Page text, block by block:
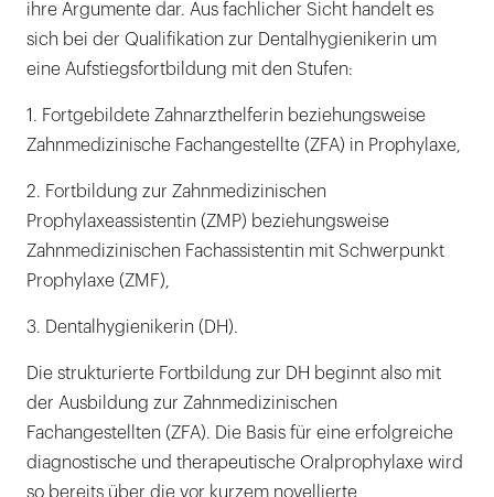
ihre Argumente dar. Aus fachlicher Sicht handelt es
sich bei der Qualifikation zur Dentalhygienikerin um
eine Aufstiegsfortbildung mit den Stufen:
1. Fortgebildete Zahnarzthelferin beziehungsweise
Zahnmedizinische Fachangestellte (ZFA) in Prophylaxe,
2. Fortbildung zur Zahnmedizinischen
Prophylaxeassistentin (ZMP) beziehungsweise
Zahnmedizinischen Fachassistentin mit Schwerpunkt
Prophylaxe (ZMF),
3. Dentalhygienikerin (DH).
Die strukturierte Fortbildung zur DH beginnt also mit
der Ausbildung zur Zahnmedizinischen
Fachangestellten (ZFA). Die Basis für eine erfolgreiche
diagnostische und therapeutische Oralprophylaxe wird
so bereits über die vor kurzem novellierte